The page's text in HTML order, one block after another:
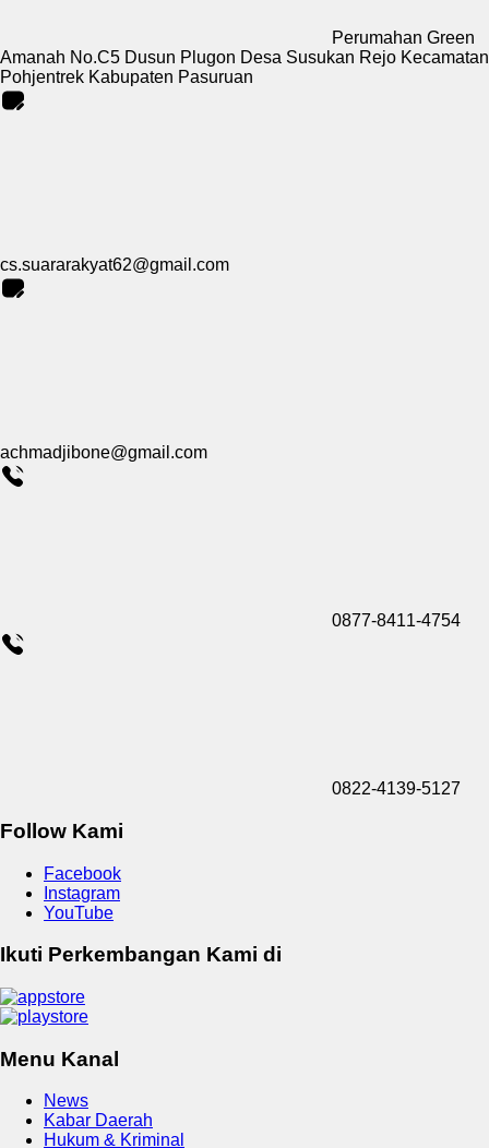
Perumahan Green
Amanah No.C5 Dusun Plugon Desa Susukan Rejo Kecamatan
Pohjentrek Kabupaten Pasuruan
cs.suararakyat62@gmail.com
achmadjibone@gmail.com
0877-8411-4754
0822-4139-5127
Follow Kami
Facebook
Instagram
YouTube
Ikuti Perkembangan Kami di
Menu Kanal
News
Kabar Daerah
Hukum & Kriminal